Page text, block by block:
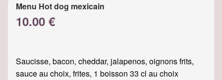
Menu Hot dog mexicain
10.00 €
Saucisse, bacon, cheddar, jalapenos, oignons frits,
sauce au choix, frites, 1 boisson 33 cl au choix